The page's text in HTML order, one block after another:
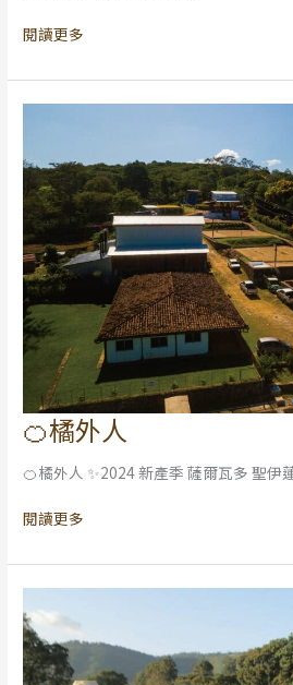
❗️❗️
閱讀更多
🍊橘外人
🍊橘外人 ✨2024 新產季 薩爾瓦多 聖伊
🍊
橘
外
閱讀更多